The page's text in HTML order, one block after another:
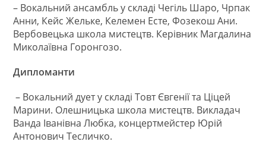
– Вокальний ансамбль у складі Чегіль Шаро, Чрпак
Анни, Кейс Жельке, Келемен Есте, Фозекош Ани.
Вербовецька школа мистецтв. Керівник Магдалина
Миколаївна Горонгозо.
Дипломанти
– Вокальний дует у складі Товт Євгенії та Ціцей
Марини. Олешницька школа мистецтв. Викладач
Ванда Іванівна Любка, концертмейстер Юрій
Антонович Тесличко.